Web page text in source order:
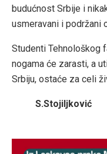
budućnost Srbije i
usmeravani i podržani
Studenti Tehnološkog
nogama će zarasti, a
Srbiju, ostaće za celi
S.Stojiljković